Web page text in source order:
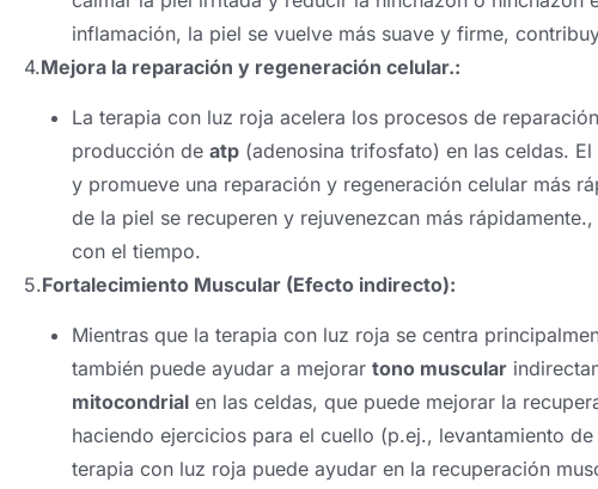
inflamación, la piel se vuelve más suave y firme,
4.Mejora la reparación y regeneración celular.:
La terapia con luz roja acelera los procesos de
producción de atp (adenosina trifosfato) en las celdas.
y promueve una reparación y regeneración celular más
de la piel se recuperen y rejuvenezcan más
con el tiempo.
5.Fortalecimiento Muscular (Efecto indirecto):
Mientras que la terapia con luz roja se centra
también puede ayudar a mejorar tono muscular
mitocondrial en las celdas, que puede mejorar la
haciendo ejercicios para el cuello (p.ej., levantamiento
terapia con luz roja puede ayudar en la recuperación